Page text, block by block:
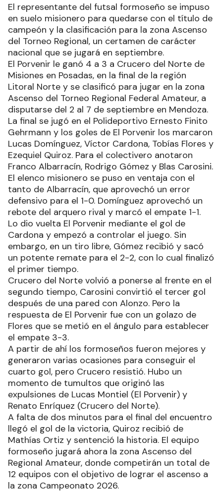
El representante del futsal formoseño se impuso
en suelo misionero para quedarse con el título de
campeón y la clasificación para la zona Ascenso
del Torneo Regional, un certamen de carácter
nacional que se jugará en septiembre.
El Porvenir le ganó 4 a 3 a Crucero del Norte de
Misiones en Posadas, en la final de la región
Litoral Norte y se clasificó para jugar en la zona
Ascenso del Torneo Regional Federal Amateur, a
disputarse del 2 al 7 de septiembre en Mendoza.
La final se jugó en el Polideportivo Ernesto Finito
Gehrmann y los goles de El Porvenir los marcaron
Lucas Domínguez, Víctor Cardona, Tobías Flores y
Ezequiel Quiroz. Para el colectivero anotaron
Franco Albarracín, Rodrigo Gómez y Blas Carosini.
El elenco misionero se puso en ventaja con el
tanto de Albarracín, que aprovechó un error
defensivo para el 1-0. Domínguez aprovechó un
rebote del arquero rival y marcó el empate 1-1.
Lo dio vuelta El Porvenir mediante el gol de
Cardona y empezó a controlar el juego. Sin
embargo, en un tiro libre, Gómez recibió y sacó
un potente remate para el 2-2, con lo cual finalizó
el primer tiempo.
Crucero del Norte volvió a ponerse al frente en el
segundo tiempo, Carosini convirtió el tercer gol
después de una pared con Alonzo. Pero la
respuesta de El Porvenir fue con un golazo de
Flores que se metió en el ángulo para establecer
el empate 3-3.
A partir de ahí los formoseños fueron mejores y
generaron varias ocasiones para conseguir el
cuarto gol, pero Crucero resistió. Hubo un
momento de tumultos que originó las
expulsiones de Lucas Montiel (El Porvenir) y
Renato Enríquez (Crucero del Norte).
A falta de dos minutos para el final del encuentro
llegó el gol de la victoria, Quiroz recibió de
Mathías Ortiz y sentenció la historia. El equipo
formoseño jugará ahora la zona Ascenso del
Regional Amateur, donde competirán un total de
12 equipos con el objetivo de lograr el ascenso a
la zona Campeonato 2026.